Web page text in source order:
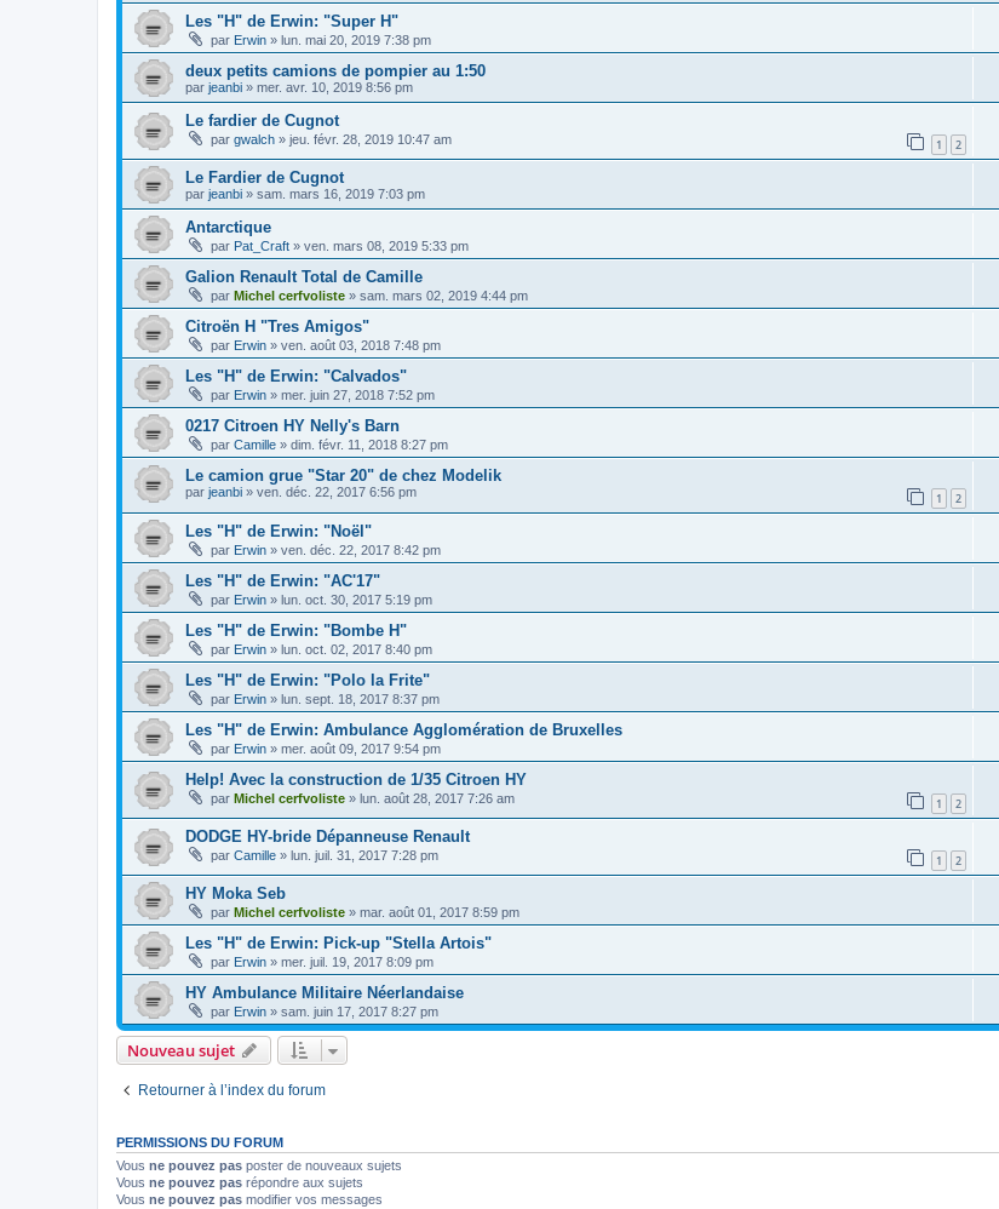
Les "H" de Erwin: "Super H"
par Erwin » lun. mai 20, 2019 7:38 pm
deux petits camions de pompier au 1:50
par jeanbi » mer. avr. 10, 2019 8:56 pm
Le fardier de Cugnot
par gwalch » jeu. févr. 28, 2019 10:47 am 1 2
Le Fardier de Cugnot
par jeanbi » sam. mars 16, 2019 7:03 pm
Antarctique
par Pat_Craft » ven. mars 08, 2019 5:33 pm
Galion Renault Total de Camille
par Michel cerfvoliste » sam. mars 02, 2019 4:44 pm
Citroën H "Tres Amigos"
par Erwin » ven. août 03, 2018 7:48 pm
Les "H" de Erwin: "Calvados"
par Erwin » mer. juin 27, 2018 7:52 pm
0217 Citroen HY Nelly's Barn
par Camille » dim. févr. 11, 2018 8:27 pm
Le camion grue "Star 20" de chez Modelik
par jeanbi » ven. déc. 22, 2017 6:56 pm 1 2
Les "H" de Erwin: "Noël"
par Erwin » ven. déc. 22, 2017 8:42 pm
Les "H" de Erwin: "AC'17"
par Erwin » lun. oct. 30, 2017 5:19 pm
Les "H" de Erwin: "Bombe H"
par Erwin » lun. oct. 02, 2017 8:40 pm
Les "H" de Erwin: "Polo la Frite"
par Erwin » lun. sept. 18, 2017 8:37 pm
Les "H" de Erwin: Ambulance Agglomération de Bruxelles
par Erwin » mer. août 09, 2017 9:54 pm
Help! Avec la construction de 1/35 Citroen HY
par Michel cerfvoliste » lun. août 28, 2017 7:26 am 1 2
DODGE HY-bride Dépanneuse Renault
par Camille » lun. juil. 31, 2017 7:28 pm 1 2
HY Moka Seb
par Michel cerfvoliste » mar. août 01, 2017 8:59 pm
Les "H" de Erwin: Pick-up "Stella Artois"
par Erwin » mer. juil. 19, 2017 8:09 pm
HY Ambulance Militaire Néerlandaise
par Erwin » sam. juin 17, 2017 8:27 pm
Nouveau sujet
Retourner à l’index du forum
PERMISSIONS DU FORUM
Vous ne pouvez pas poster de nouveaux sujets
Vous ne pouvez pas répondre aux sujets
Vous ne pouvez pas modifier vos messages